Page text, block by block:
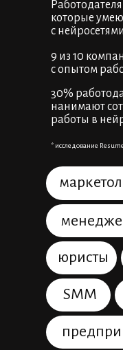
которые
с нейросетями
9 из 10
с опытом
* исследование
SMM
юристы
30%
нанимают
работы в